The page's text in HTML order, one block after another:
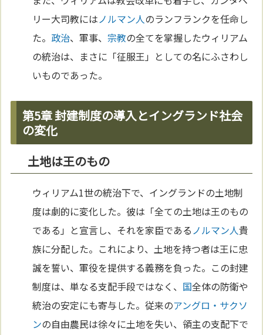
リー大司教にはノルマン人のランフランクを任命し
た。 政治、軍事、 宗教の全てを掌握したウィリアム
の統治は、まさに「征服王」としての名にふさわし
いものであった。
第5章 封建制度の導入とイングランド社会
の変化
土地は王のもの
ウィリアム1世の統治下で、イングランドの土地制
度は劇的に変化した。彼は「全ての土地は王のもの
である」と宣言し、それを家臣であるノルマン人貴
族に分配した。これにより、土地を持つ者は王に忠
誠を誓い、軍役を提供する義務を負った。この封建
制度は、単なる支配手段ではなく、 国全体の防衛や
統治の安定にも寄与した。従来のアングロ・サクソ
ンの自由農民は徐々に土地を失い、領主の支配下で